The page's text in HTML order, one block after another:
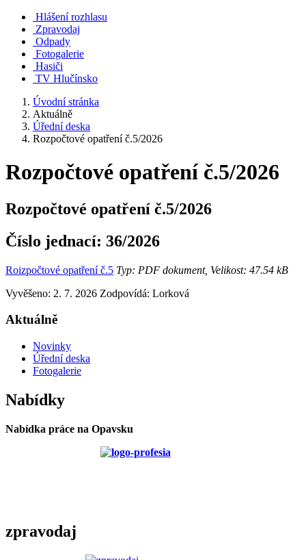
Hlášení rozhlasu
Zpravodaj
Odpady
Fotogalerie
Hasiči
TV Hlučínsko
Úvodní stránka
Aktuálně
Úřední deska
Rozpočtové opatření č.5/2026
Rozpočtové opatření č.5/2026
Rozpočtové opatření č.5/2026
Číslo jednací: 36/2026
Roizpočtové opatření č.5 Typ: PDF dokument, Velikost: 47.54 kB
Vyvěšeno: 2. 7. 2026 Zodpovídá: Lorková
Aktuálně
Novinky
Úřední deska
Fotogalerie
Nabídky
Nabídka práce na Opavsku
zpravodaj